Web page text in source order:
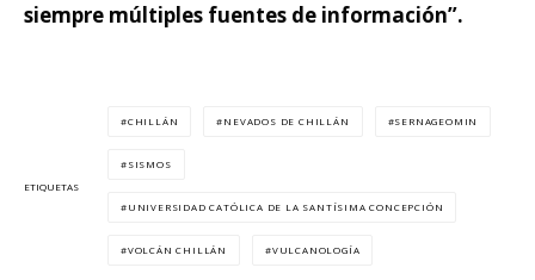
siempre múltiples fuentes de información”.
ETIQUETAS
CHILLÁN NEVADOS DE CHILLÁN SERNAGEOMIN
SISMOS
UNIVERSIDAD CATÓLICA DE LA SANTÍSIMA CONCEPCIÓN
VOLCÁN CHILLÁN VULCANOLOGÍA